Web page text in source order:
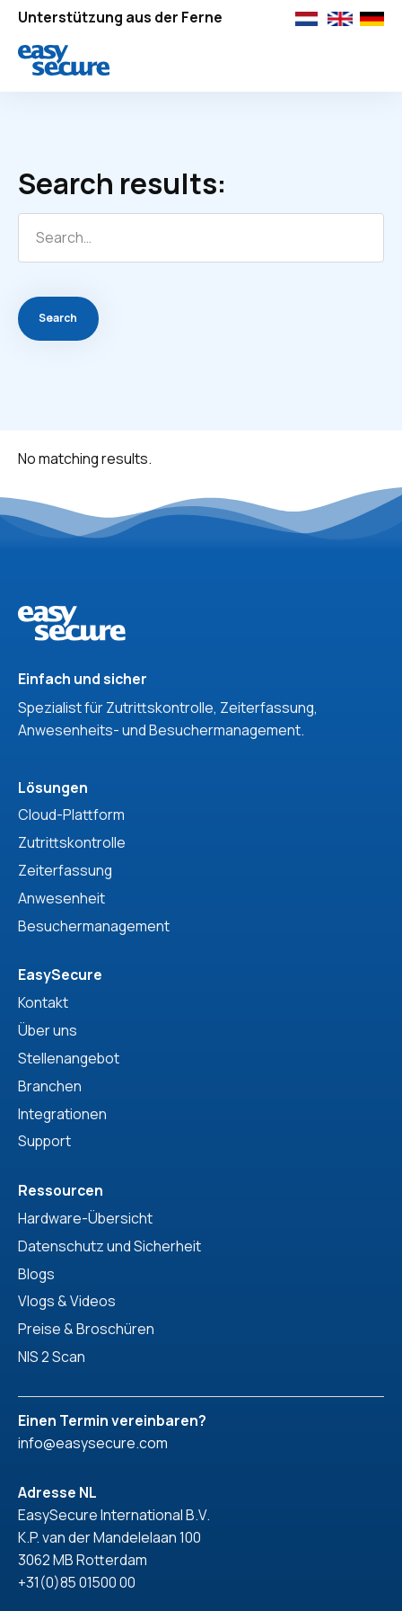
Unterstützung aus der Ferne
Search results:
No matching results.
Einfach und sicher
Spezialist für Zutrittskontrolle, Zeiterfassung,
Anwesenheits- und Besuchermanagement.
Lösungen
Cloud-Plattform
Zutrittskontrolle
Zeiterfassung
Anwesenheit
Besuchermanagement
EasySecure
Kontakt
Über uns
Stellenangebot
Branchen
Integrationen
Support
Ressourcen
Hardware-Übersicht
Datenschutz und Sicherheit
Blogs
Vlogs & Videos
Preise & Broschüren
NIS 2 Scan
Einen Termin vereinbaren?
info@easysecure.com
Adresse NL
EasySecure International B.V.
K.P. van der Mandelelaan 100
3062 MB Rotterdam
+31(0)85 01500 00